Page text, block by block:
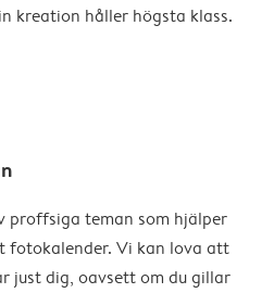
kreation håller högsta klass.
proffsiga teman som hjälper
fotokalender. Vi kan lova att
just dig, oavsett om du gillar